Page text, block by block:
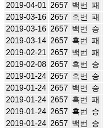
2019-04-01 2657 백번 패
2019-03-16 2657 흑번 패
2019-03-16 2657 백번 승
2019-03-14 2657 흑번 패
2019-02-21 2657 백번 패
2019-02-08 2657 흑번 승
2019-01-24 2657 흑번 승
2019-01-24 2657 백번 승
2019-01-24 2657 흑번 패
2019-01-24 2657 흑번 승
2019-01-24 2657 백번 승